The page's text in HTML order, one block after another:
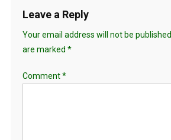
Leave a Reply
Your email address will not be published.
are marked *
Comment*